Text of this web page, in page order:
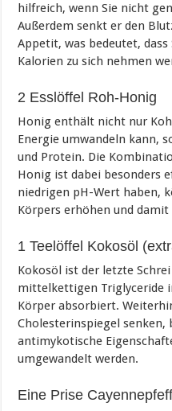
hilfreich, wenn Sie nicht
Außerdem senkt er den
Appetit, was bedeutet,
Kalorien zu sich nehmen
2 Esslöffel Roh-Honig
Honig enthält nicht nur
Energie umwandeln kann,
und Protein. Die
Honig ist dabei besonders
niedrigen pH-Wert haben,
Körpers erhöhen und
1 Teelöffel Kokosöl
Kokosöl ist der letzte
mittelkettigen Triglyceride
Körper absorbiert.
Cholesterinspiegel
antimykotische
umgewandelt werden.
Eine Prise